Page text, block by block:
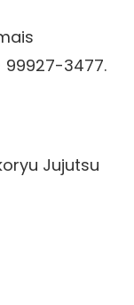
3477.
Jujutsu